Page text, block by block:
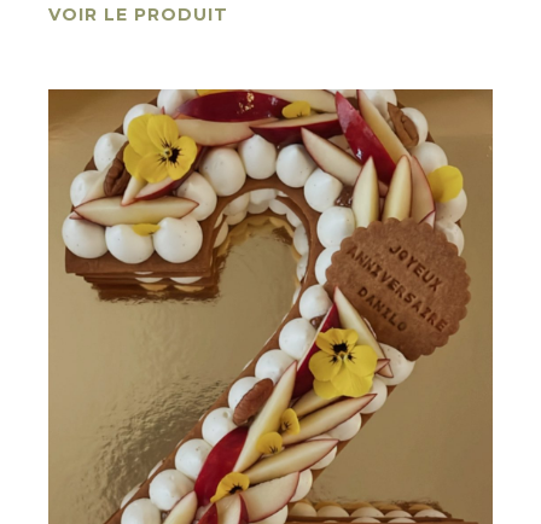
VOIR LE PRODUIT